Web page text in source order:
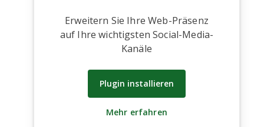
Erweitern Sie Ihre Web-Präsenz
auf Ihre wichtigsten Social-Media-
Kanäle
Plugin installieren
Mehr erfahren